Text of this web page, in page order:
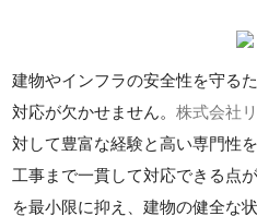
建物やインフラの安全性を守る
対応が欠かせません。株式会社
対して豊富な経験と高い専門性
工事まで一貫して対応できる点
を最小限に抑え、建物の健全な